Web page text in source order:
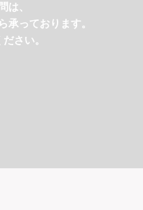
は、
承っております。
さい。